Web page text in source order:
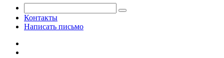
Контакты
Написать письмо